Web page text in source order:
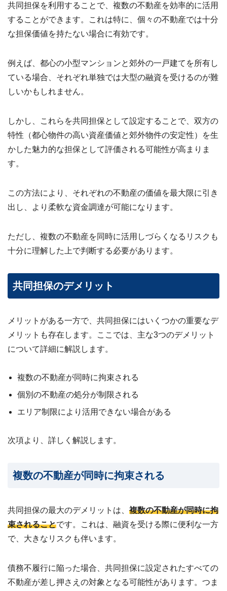
共同担保を利用することで、複数の不動産を効率的に活用
することができます。これは特に、個々の不動産では十分
な担保価値を持たない場合に有効です。
例えば、都心の小型マンションと郊外の一戸建てを所有し
ている場合、それぞれ単独では大型の融資を受けるのが難
しいかもしれません。
しかし、これらを共同担保として設定することで、双方の
特性（都心物件の高い資産価値と郊外物件の安定性）を生
かした魅力的な担保として評価される可能性が高まりま
す。
この方法により、それぞれの不動産の価値を最大限に引き
出し、より柔軟な資金調達が可能になります。
ただし、複数の不動産を同時に活用しづらくなるリスクも
十分に理解した上で判断する必要があります。
共同担保のデメリット
メリットがある一方で、共同担保にはいくつかの重要なデ
メリットも存在します。ここでは、主な3つのデメリット
について詳細に解説します。
複数の不動産が同時に拘束される
個別の不動産の処分が制限される
エリア制限により活用できない場合がある
次項より、詳しく解説します。
複数の不動産が同時に拘束される
共同担保の最大のデメリットは、 複数の不動産が同時に拘
束されることです。これは、融資を受ける際に便利な一方
で、大きなリスクも伴います。
債務不履行に陥った場合、共同担保に設定されたすべての
不動産が差し押さえの対象となる可能性があります。つま